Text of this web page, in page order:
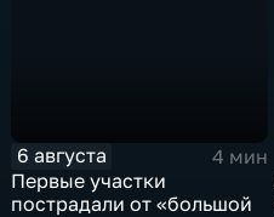
6 августа
4 мин
Первые участки
пострадали от «большой